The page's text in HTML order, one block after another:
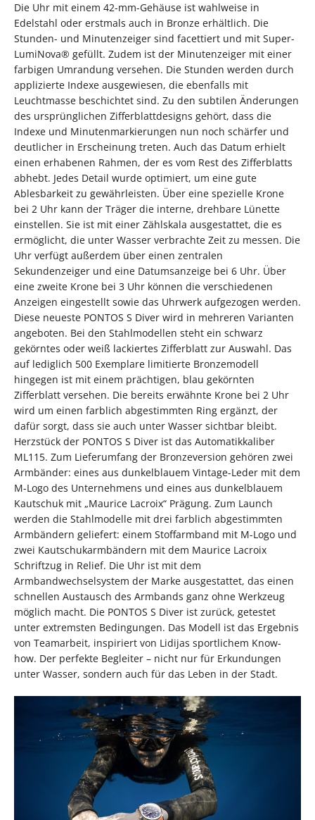
Die Uhr mit einem 42-mm-Gehäuse ist wahlweise in
Edelstahl oder erstmals auch in Bronze erhältlich. Die
Stunden- und Minutenzeiger sind facettiert und mit Super-
LumiNova® gefüllt. Zudem ist der Minutenzeiger mit einer
farbigen Umrandung versehen. Die Stunden werden durch
applizierte Indexe ausgewiesen, die ebenfalls mit
Leuchtmasse beschichtet sind. Zu den subtilen Änderungen
des ursprünglichen Zifferblattdesigns gehört, dass die
Indexe und Minutenmarkierungen nun noch schärfer und
deutlicher in Erscheinung treten. Auch das Datum erhielt
einen erhabenen Rahmen, der es vom Rest des Zifferblatts
abhebt. Jedes Detail wurde optimiert, um eine gute
Ablesbarkeit zu gewährleisten. Über eine spezielle Krone
bei 2 Uhr kann der Träger die interne, drehbare Lünette
einstellen. Sie ist mit einer Zählskala ausgestattet, die es
ermöglicht, die unter Wasser verbrachte Zeit zu messen. Die
Uhr verfügt außerdem über einen zentralen
Sekundenzeiger und eine Datumsanzeige bei 6 Uhr. Über
eine zweite Krone bei 3 Uhr können die verschiedenen
Anzeigen eingestellt sowie das Uhrwerk aufgezogen werden.
Diese neueste PONTOS S Diver wird in mehreren Varianten
angeboten. Bei den Stahlmodellen steht ein schwarz
gekörntes oder weiß lackiertes Zifferblatt zur Auswahl. Das
auf lediglich 500 Exemplare limitierte Bronzemodell
hingegen ist mit einem prächtigen, blau gekörnten
Zifferblatt versehen. Die bereits erwähnte Krone bei 2 Uhr
wird um einen farblich abgestimmten Ring ergänzt, der
dafür sorgt, dass sie auch unter Wasser sichtbar bleibt.
Herzstück der PONTOS S Diver ist das Automatikkaliber
ML115. Zum Lieferumfang der Bronzeversion gehören zwei
Armbänder: eines aus dunkelblauem Vintage-Leder mit dem
M-Logo des Unternehmens und eines aus dunkelblauem
Kautschuk mit „Maurice Lacroix“ Prägung. Zum Launch
werden die Stahlmodelle mit drei farblich abgestimmten
Armbändern geliefert: einem Stoffarmband mit M-Logo und
zwei Kautschukarmbändern mit dem Maurice Lacroix
Schriftzug in Relief. Die Uhr ist mit dem
Armbandwechselsystem der Marke ausgestattet, das einen
schnellen Austausch des Armbands ganz ohne Werkzeug
möglich macht. Die PONTOS S Diver ist zurück, getestet
unter extremsten Bedingungen. Das Modell ist das Ergebnis
von Teamarbeit, inspiriert von Lidijas sportlichem Know-
how. Der perfekte Begleiter – nicht nur für Erkundungen
unter Wasser, sondern auch für das Leben in der Stadt.